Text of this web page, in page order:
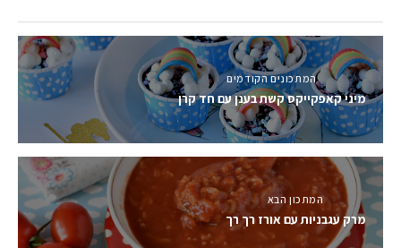
המתכונים הקודמים
מיני קאפקייקס קשת בענן עם חד קרן
המתכון הבא
מרק עגבניות עם אורז רך רך